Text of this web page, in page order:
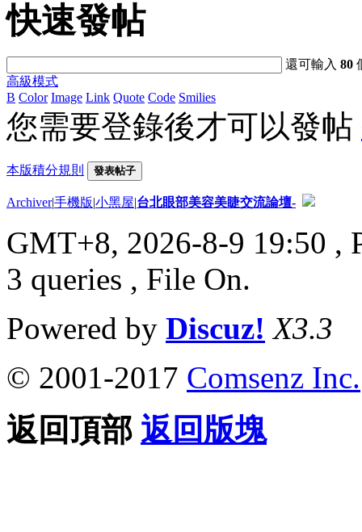
快速發帖
還可輸入80
高級模式
B Color Image Link Quote Code Smilies
您需要登錄後才可以發帖
本版積分規則 發表帖子
Archiver|手機版|小黑屋|台北眼部美容美睫交流論壇-
GMT+8, 2026-8-9 19:50 ,
3 queries , File On.
Powered by Discuz! X3.3
© 2001-2017 Comsenz Inc.
返回頂部 返回版塊